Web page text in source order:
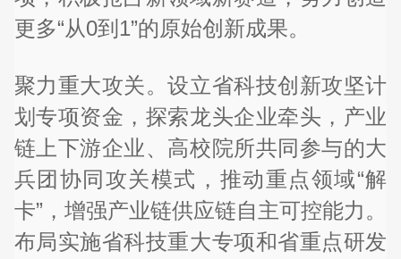
更多“从0到1”的原始创新成果。
聚力重大攻关。设立省科技创新攻坚计
划专项资金，探索龙头企业牵头，产业
链上下游企业、高校院所共同参与的大
兵团协同攻关模式，推动重点领域“解
卡”，增强产业链供应链自主可控能力。
布局实施省科技重大专项和省重点研发